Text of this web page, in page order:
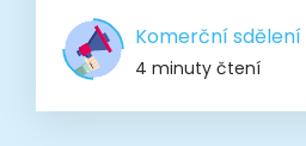
Komerční sdělení
4 minuty čtení